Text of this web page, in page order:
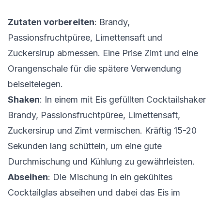
Zutaten vorbereiten: Brandy,
Passionsfruchtpüree, Limettensaft und
Zuckersirup abmessen. Eine Prise Zimt und eine
Orangenschale für die spätere Verwendung
beiseitelegen.
Shaken: In einem mit Eis gefüllten Cocktailshaker
Brandy, Passionsfruchtpüree, Limettensaft,
Zuckersirup und Zimt vermischen. Kräftig 15-20
Sekunden lang schütteln, um eine gute
Durchmischung und Kühlung zu gewährleisten.
Abseihen: Die Mischung in ein gekühltes
Cocktailglas abseihen und dabei das Eis im